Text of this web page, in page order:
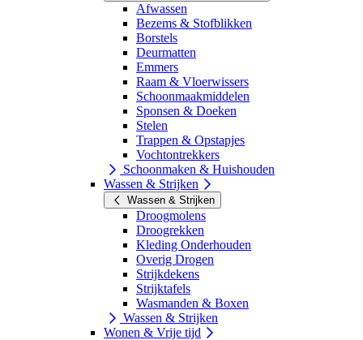
Afwassen
Bezems & Stofblikken
Borstels
Deurmatten
Emmers
Raam & Vloerwissers
Schoonmaakmiddelen
Sponsen & Doeken
Stelen
Trappen & Opstapjes
Vochtontrekkers
Schoonmaken & Huishouden
Wassen & Strijken
Wassen & Strijken
Droogmolens
Droogrekken
Kleding Onderhouden
Overig Drogen
Strijkdekens
Strijktafels
Wasmanden & Boxen
Wassen & Strijken
Wonen & Vrije tijd